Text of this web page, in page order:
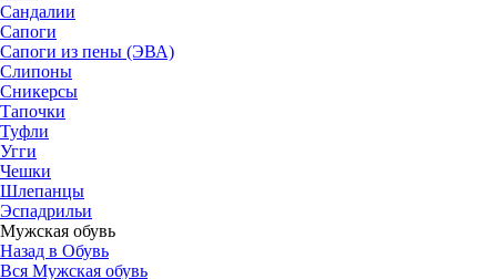
Сандалии
Сапоги
Сапоги из пены (ЭВА)
Слипоны
Сникерсы
Тапочки
Туфли
Угги
Чешки
Шлепанцы
Эспадрильи
Мужская обувь
Назад в Обувь
Вся Мужская обувь